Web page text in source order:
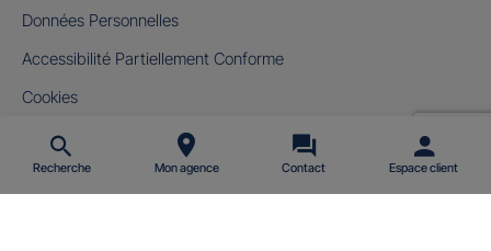
Recherche Mon agence Contact Espace client
Données Personnelles
Accessibilité Partiellement Conforme
Cookies
Gérer mes cookies